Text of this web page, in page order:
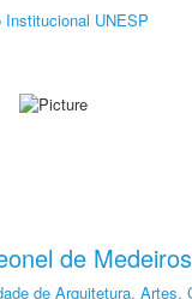
Institucional UNESP
de
de Arquitetura, Artes,